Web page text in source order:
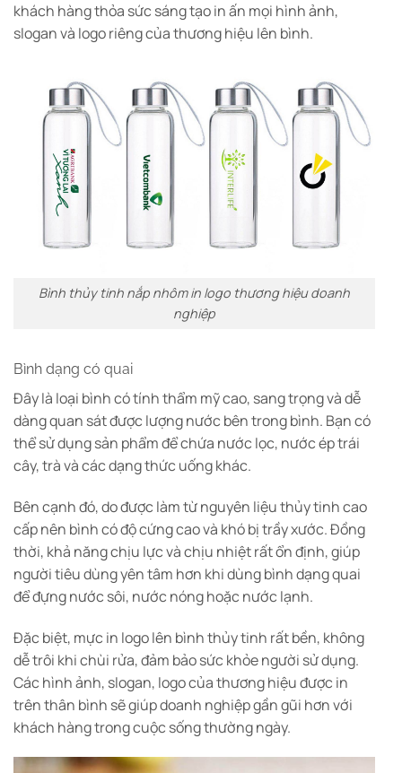
khách hàng thỏa sức sáng tạo in ấn mọi hình ảnh,
slogan và logo riêng của thương hiệu lên bình.
Bình thủy tinh nắp nhôm in logo thương hiệu doanh
nghiệp
Bình dạng có quai
Đây là loại bình có tính thẩm mỹ cao, sang trọng và dễ
dàng quan sát được lượng nước bên trong bình. Bạn có
thể sử dụng sản phẩm để chứa nước lọc, nước ép trái
cây, trà và các dạng thức uống khác.
Bên cạnh đó, do được làm từ nguyên liệu thủy tinh cao
cấp nên bình có độ cứng cao và khó bị trầy xước. Đồng
thời, khả năng chịu lực và chịu nhiệt rất ổn định, giúp
người tiêu dùng yên tâm hơn khi dùng bình dạng quai
để đựng nước sôi, nước nóng hoặc nước lạnh.
Đặc biệt, mực in logo lên bình thủy tinh rất bền, không
dễ trôi khi chùi rửa, đảm bảo sức khỏe người sử dụng.
Các hình ảnh, slogan, logo của thương hiệu được in
trên thân bình sẽ giúp doanh nghiệp gần gũi hơn với
khách hàng trong cuộc sống thường ngày.